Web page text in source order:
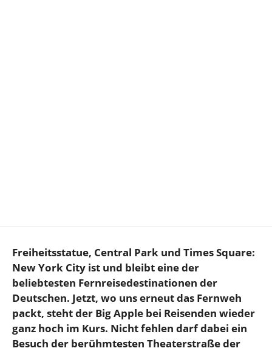
Freiheitsstatue, Central Park und Times Square:
New York City ist und bleibt eine der
beliebtesten Fernreisedestinationen der
Deutschen. Jetzt, wo uns erneut das Fernweh
packt, steht der Big Apple bei Reisenden wieder
ganz hoch im Kurs. Nicht fehlen darf dabei ein
Besuch der berühmtesten Theaterstraße der